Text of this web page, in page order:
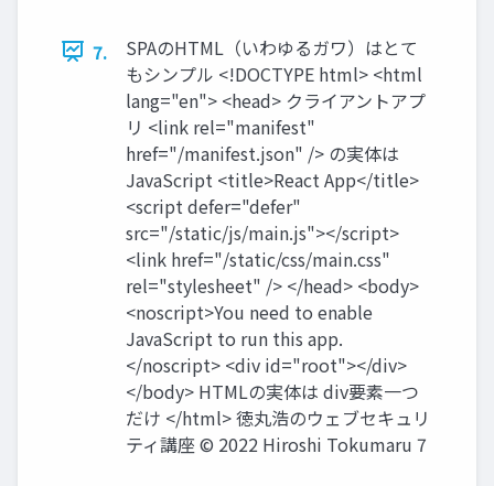
7.
SPAのHTML（いわゆるガワ）はとて
もシンプル <!DOCTYPE html> <html
lang="en"> <head> クライアントアプ
リ <link rel="manifest"
href="/manifest.json" /> の実体は
JavaScript <title>React App</title>
<script defer="defer"
src="/static/js/main.js"></script>
<link href="/static/css/main.css"
rel="stylesheet" /> </head> <body>
<noscript>You need to enable
JavaScript to run this app.
</noscript> <div id="root"></div>
</body> HTMLの実体は div要素一つ
だけ </html> 徳丸浩のウェブセキュリ
ティ講座 © 2022 Hiroshi Tokumaru 7